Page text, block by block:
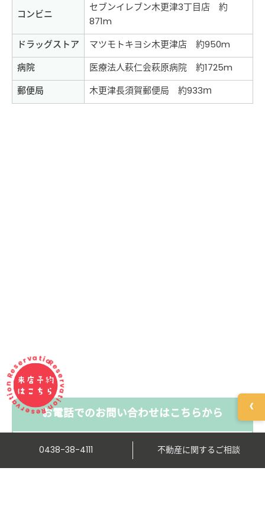
Reservation Reservation
来店予約
はこちら
0438-38-4111 不動産に関するご相談
‹
コンビニ
セブンイレブン木更津3丁目店 約
871m
ドラッグストア
マツモトキヨシ木更津店 約950m
病院
医療法人萩仁会萩原病院 約1725m
郵便局
木更津長須賀郵便局 約933ｍ
お電話でのお問い合わせはこちらから
0438-38-4111